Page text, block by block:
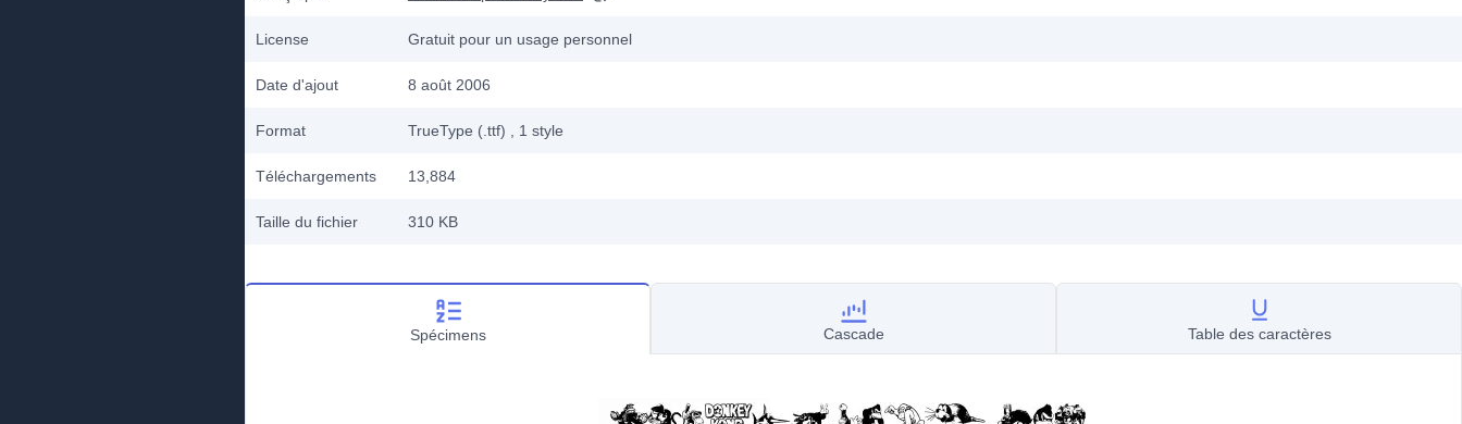
License Gratuit pour un usage personnel
Date d'ajout 8 août 2006
Format TrueType (.ttf) , 1 style
Téléchargements 13,884
Taille du fichier 310 KB
Spécimens Cascade Table des caractères